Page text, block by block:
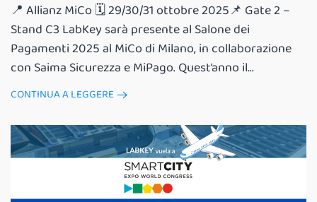
📍 Allianz MiCo 🗓️ 29/30/31 ottobre 2025📌 Gate 2 –
Stand C3 LabKey sarà presente al Salone dei
Pagamenti 2025 al MiCo di Milano, in collaborazione
con Saima Sicurezza e MiPago. Quest’anno il...
CONTINUA A LEGGERE